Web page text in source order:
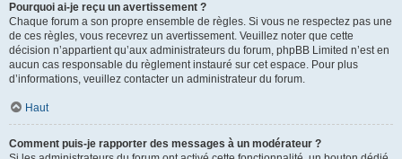
Pourquoi ai-je reçu un avertissement ?
Chaque forum a son propre ensemble de règles. Si vous ne respectez pas une
de ces règles, vous recevrez un avertissement. Veuillez noter que cette
décision n’appartient qu’aux administrateurs du forum, phpBB Limited n’est en
aucun cas responsable du règlement instauré sur cet espace. Pour plus
d’informations, veuillez contacter un administrateur du forum.
Haut
Comment puis-je rapporter des messages à un modérateur ?